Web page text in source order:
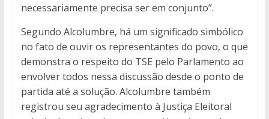
necessariamente precisa ser em conjunto”.
Segundo Alcolumbre, há um significado simbólico
no fato de ouvir os representantes do povo, o que
demonstra o respeito do TSE pelo Parlamento ao
envolver todos nessa discussão desde o ponto de
partida até a solução. Alcolumbre também
registrou seu agradecimento à Justiça Eleitoral